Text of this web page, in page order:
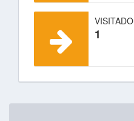
VISITADO
1